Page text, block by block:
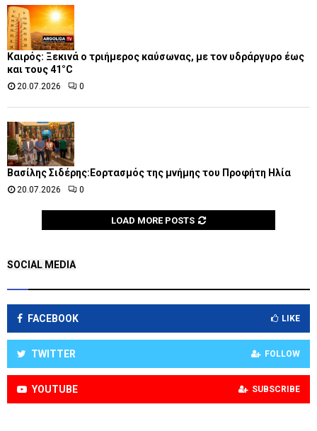
Καιρός: Ξεκινά ο τριήμερος καύσωνας, με τον υδράργυρο έως
και τους 41°C
20.07.2026 0
Βασίλης Σιδέρης:Εορτασμός της μνήμης του Προφήτη Ηλία
20.07.2026 0
LOAD MORE POSTS
SOCIAL MEDIA
FACEBOOK LIKE
TWITTER FOLLOW
YOUTUBE SUBSCRIBE